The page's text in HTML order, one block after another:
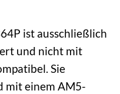
ist ausschließlich
und nicht mit
Sie
mit einem AM5-